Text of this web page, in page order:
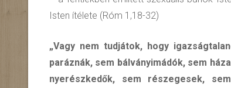
Isten ítélete (Róm 1,18-32)
„Vagy nem tudjátok, hogy
paráznák, sem bálványimádók, sem
nyerészkedők, sem részegesek,